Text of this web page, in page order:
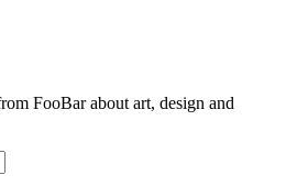
FooBar about art, design and